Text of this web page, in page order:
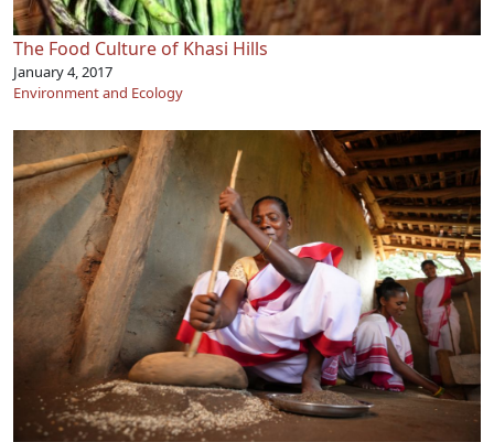
The Food Culture of Khasi Hills
January 4, 2017
Environment and Ecology